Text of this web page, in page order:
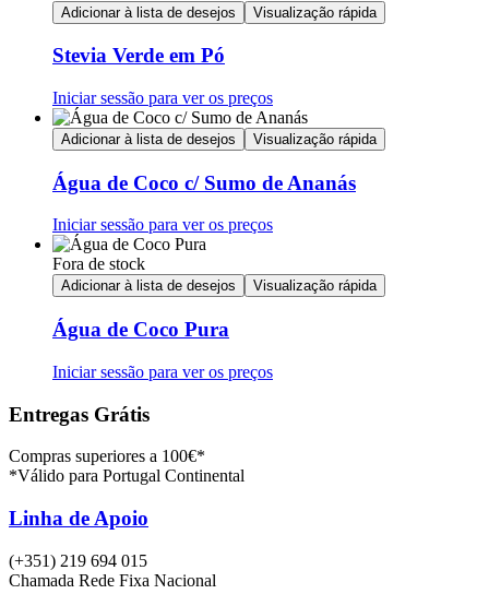
Adicionar à lista de desejos Visualização rápida
Stevia Verde em Pó
Iniciar sessão para ver os preços
Adicionar à lista de desejos Visualização rápida
Água de Coco c/ Sumo de Ananás
Iniciar sessão para ver os preços
Fora de stock
Adicionar à lista de desejos Visualização rápida
Água de Coco Pura
Iniciar sessão para ver os preços
Entregas Grátis
Compras superiores a 100€*
*Válido para Portugal Continental
Linha de Apoio
(+351) 219 694 015
Chamada Rede Fixa Nacional